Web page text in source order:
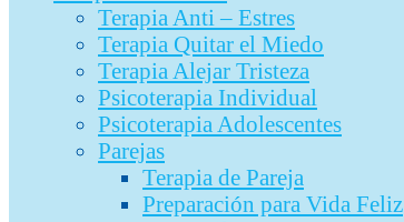
Terapia Anti – Estres
Terapia Quitar el Miedo
Terapia Alejar Tristeza
Psicoterapia Individual
Psicoterapia Adolescentes
Parejas
Terapia de Pareja
Preparación para Vida Feliz